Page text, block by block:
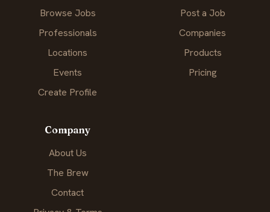
Browse Jobs
Professionals
Locations
Events
Create Profile
Post a Job
Companies
Products
Pricing
Company
About Us
The Brew
Contact